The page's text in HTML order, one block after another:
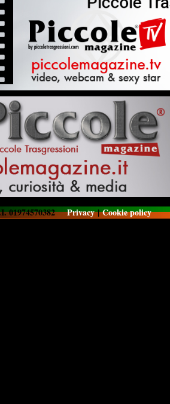
01974570382Privacy|Cookie policy